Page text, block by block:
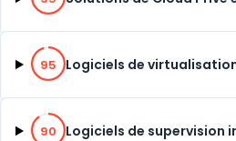
95% de compatibilité
95 Logiciels de
90% de compatibilité
90 Logiciels de supervision